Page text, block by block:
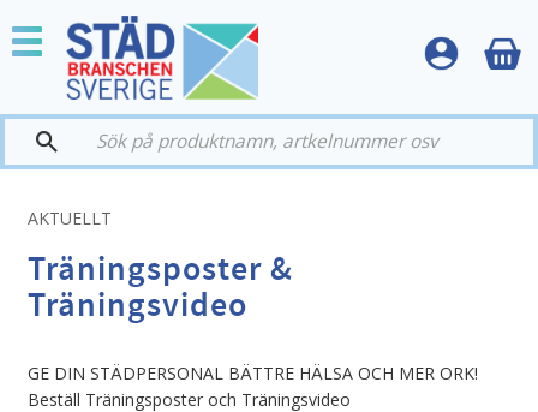
Meny
AKTUELLT
Träningsposter &
Träningsvideo
GE DIN STÄDPERSONAL BÄTTRE HÄLSA OCH MER ORK!
Beställ Träningsposter och Träningsvideo